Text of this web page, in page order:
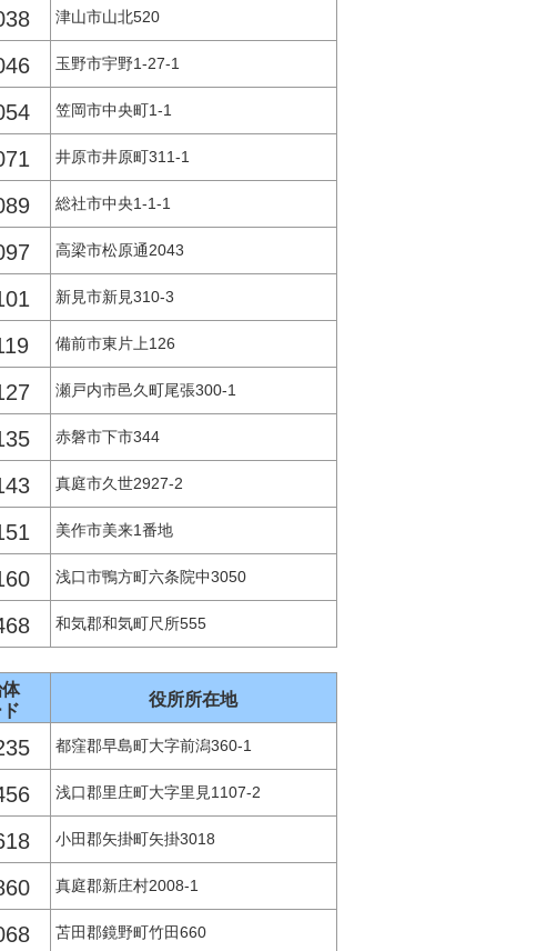
津山市山北520
玉野市宇野1-27-1
笠岡市中央町1-1
井原市井原町311-1
総社市中央1-1-1
高梁市松原通2043
新見市新見310-3
備前市東片上126
瀬戸内市邑久町尾張300-1
赤磐市下市344
真庭市久世2927-2
美作市美来1番地
浅口市鴨方町六条院中3050
和気郡和気町尺所555
役所所在地
都窪郡早島町大字前潟360-1
浅口郡里庄町大字里見1107-2
小田郡矢掛町矢掛3018
真庭郡新庄村2008-1
苫田郡鏡野町竹田660